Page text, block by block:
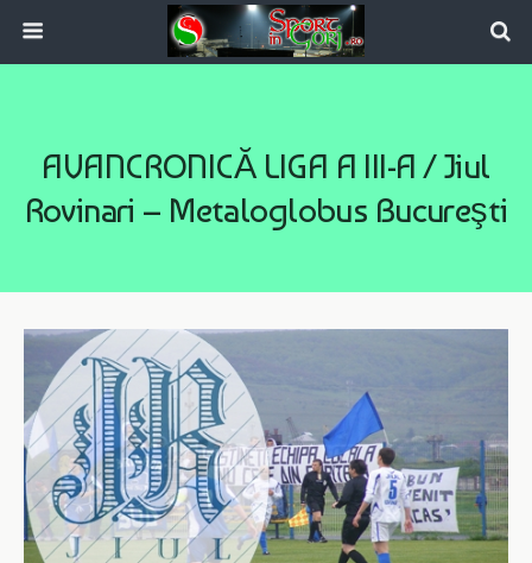
AVANCRONICĂ LIGA A III-A / Jiul
Rovinari – Metaloglobus Bucureşti